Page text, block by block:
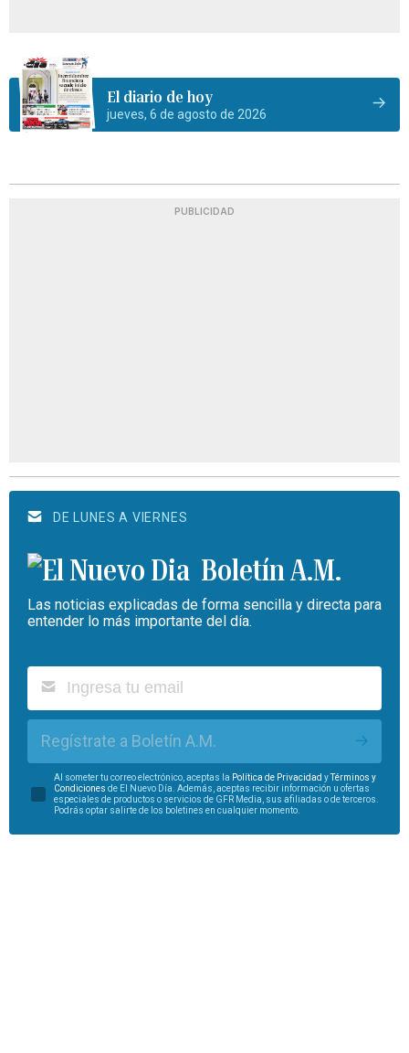
El diario de hoy
jueves, 6 de agosto de 2026
PUBLICIDAD
DE LUNES A VIERNES
Boletín A.M.
Las noticias explicadas de forma sencilla y directa para
entender lo más importante del día.
Regístrate a Boletín A.M.
Al someter tu correo electrónico, aceptas la Política de Privacidad yTérminos y
Condiciones de El Nuevo Día. Además, aceptas recibir información u ofertas
especiales de productos o servicios de GFR Media, sus afiliadas o de terceros.
Podrás optar salirte de los boletines en cualquier momento.